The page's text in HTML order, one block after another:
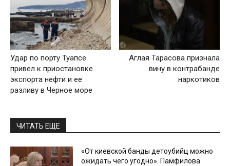
Удар по порту Туапсе
привел к приостановке
экспорта нефти и ее
разливу в Черное море
Аглая Тарасова признала
вину в контрабанде
наркотиков
ЧИТАТЬ ЕЩЕ
«От киевской банды детоубийц можно
ожидать чего угодно». Памфилова